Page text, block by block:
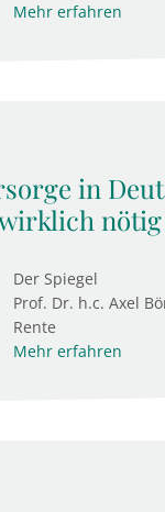
Mehr erfahren
in
Der Spiegel
Prof. Dr. h.c. Axel
Rente
Mehr erfahren